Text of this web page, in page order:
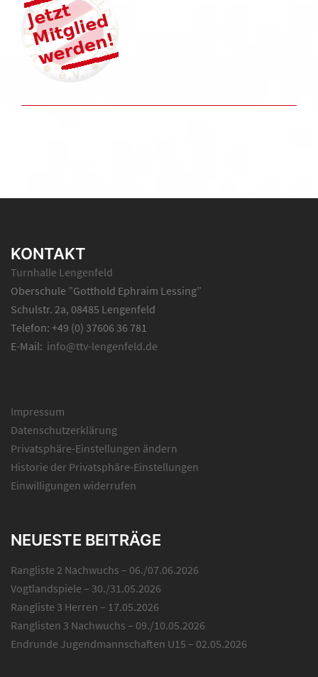
KONTAKT
Turnhalle Lengenfeld
Oberschule ”Gotthold Ephraim Lessing”
Schulstr. 2a, 08485 Lengenfeld
Telefon: +49 (0) 37606 36 781
E-Mail: info@ttv-lengenfeld.de
Impressum
Datenschutzerklärung
Privatsphäre-Einstellungen ändern
Historie der Privatsphäre-Einstellungen
Einwilligungen widerrufen
NEUESTE BEITRÄGE
Rangliste 2 Nachwuchs – 06./07.06.2026
Vogtlandspiele – 30./31.05.2026
Rangliste 3 Herren – 17.05.2026
Ranglisten 3 Nachwuchs – 09./10.05.2026
Endrunde Jugendmannschaften U15 – 02.05.2026